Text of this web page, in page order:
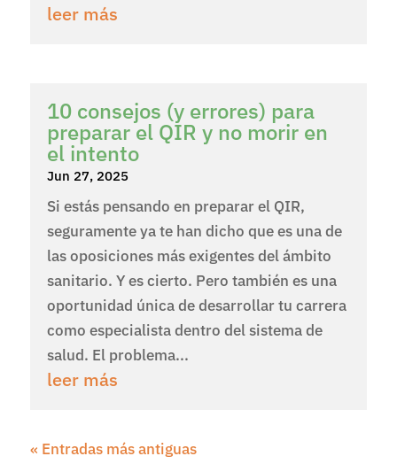
leer más
10 consejos (y errores) para
preparar el QIR y no morir en
el intento
Jun 27, 2025
Si estás pensando en preparar el QIR,
seguramente ya te han dicho que es una de
las oposiciones más exigentes del ámbito
sanitario. Y es cierto. Pero también es una
oportunidad única de desarrollar tu carrera
como especialista dentro del sistema de
salud. El problema...
leer más
« Entradas más antiguas